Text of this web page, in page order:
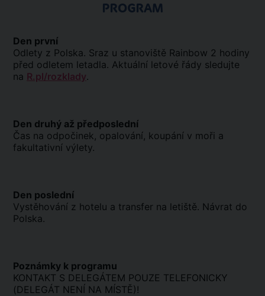
PROGRAM
Den první
Odlety z Polska. Sraz u stanoviště Rainbow 2 hodiny
před odletem letadla. Aktuální letové řády sledujte
na R.pl/rozklady.
Den druhý až předposlední
Čas na odpočinek, opalování, koupání v moři a
fakultativní výlety.
Den poslední
Vystěhování z hotelu a transfer na letiště. Návrat do
Polska.
Poznámky k programu
KONTAKT S DELEGÁTEM POUZE TELEFONICKY
(DELEGÁT NENÍ NA MÍSTĚ)!